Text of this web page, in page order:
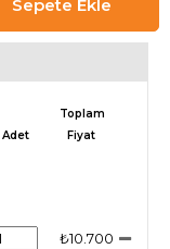
Adet
Toplam
Fiyat
₺10.700